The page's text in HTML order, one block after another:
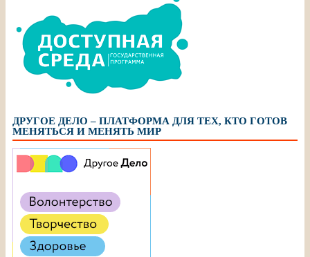
ДРУГОЕ ДЕЛО – ПЛАТФОРМА ДЛЯ ТЕХ, КТО ГОТОВ
МЕНЯТЬСЯ И МЕНЯТЬ МИР